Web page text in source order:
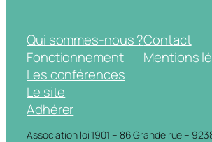
Qui sommes-nous ?
Fonctionnement
Les conférences
Le site
Adhérer
Contact
Mentions
Association loi 1901 – 86 Grande rue –